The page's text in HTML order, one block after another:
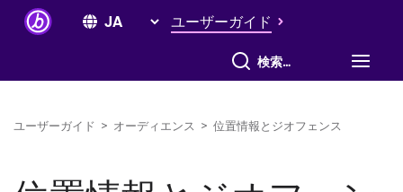
ユーザーガイド
すべて検索
ユーザーガイド > オーディエンス > 位置情報とジオフェンス